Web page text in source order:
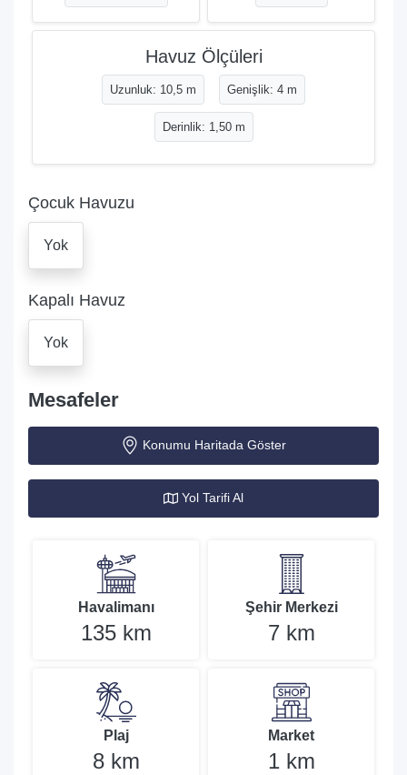
Havuz Ölçüleri
Uzunluk: 10,5 m Genişlik: 4 m
Derinlik: 1,50 m
Çocuk Havuzu
Yok
Kapalı Havuz
Yok
Mesafeler
Konumu Haritada Göster
Yol Tarifi Al
Havalimanı
135 km
Şehir Merkezi
7 km
Plaj
8 km
Market
1 km